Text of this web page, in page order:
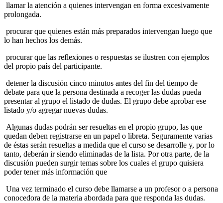
llamar la atención a quienes intervengan en forma excesivamente
prolongada.
procurar que quienes están más preparados intervengan luego que
lo han hechos los demás.
procurar que las reflexiones o respuestas se ilustren con ejemplos
del propio país del participante.
detener la discusión cinco minutos antes del fin del tiempo de
debate para que la persona destinada a recoger las dudas pueda
presentar al grupo el listado de dudas. El grupo debe aprobar ese
listado y/o agregar nuevas dudas.
Algunas dudas podrán ser resueltas en el propio grupo, las que
quedan deben registrarse en un papel o libreta. Seguramente varias
de éstas serán resueltas a medida que el curso se desarrolle y, por lo
tanto, deberán ir siendo eliminadas de la lista. Por otra parte, de la
discusión pueden surgir temas sobre los cuales el grupo quisiera
poder tener más información que
Una vez terminado el curso debe llamarse a un profesor o a persona
conocedora de la materia abordada para que responda las dudas.